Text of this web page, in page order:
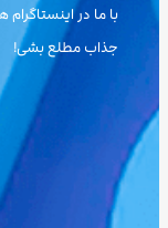
با ما در
جذاب مطلع بشی!